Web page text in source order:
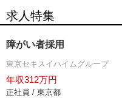
求人特集
障がい者採用
東京セキスイハイムグループ
年収312万円
正社員 / 東京都